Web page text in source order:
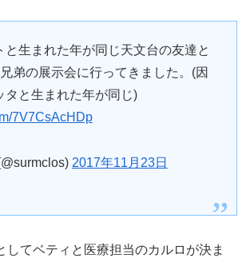
と生まれた年が同じ天文台の友達と
弟の展示会に行ってきました。(因
タと生まれた年が同じ)
7V7CsAcHDp
2017年11月23日
してベティと医療担当のカルロが決ま